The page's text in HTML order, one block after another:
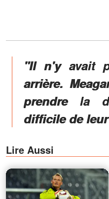
"Il n'y avait
arrière.
prendre la
difficile de
Lire Aussi